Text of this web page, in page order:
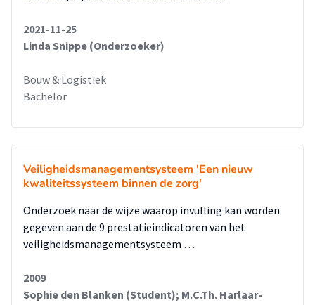
2021-11-25
Linda Snippe (Onderzoeker)
Bouw & Logistiek
Bachelor
Veiligheidsmanagementsysteem 'Een nieuw
kwaliteitssysteem binnen de zorg'
Onderzoek naar de wijze waarop invulling kan worden
gegeven aan de 9 prestatieindicatoren van het
veiligheidsmanagementsysteem …
2009
Sophie den Blanken (Student); M.C.Th. Harlaar-